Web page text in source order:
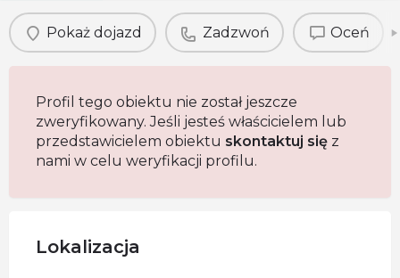
Pokaż dojazd Zadzwoń Oceń
Profil tego obiektu nie został jeszcze
zweryfikowany. Jeśli jesteś właścicielem lub
przedstawicielem obiektu skontaktuj się z
nami w celu weryfikacji profilu.
Lokalizacja